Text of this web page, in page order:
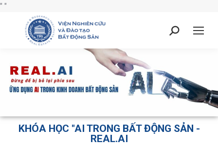
" "
KHÓA HỌC "AI TRONG BẤT ĐỘNG SẢN -
REAL.AI